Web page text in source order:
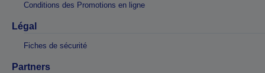
Conditions des Promotions en ligne
Légal
Fiches de sécurité
Partners